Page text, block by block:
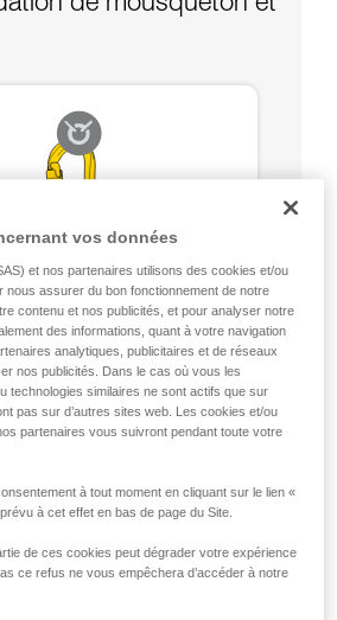
vos données
et nos partenaires utilisons des cookies et/ou
nous assurer du bon fonctionnement de notre
contenu et nos publicités, et pour analyser notre
des informations, quant à votre navigation
analytiques, publicitaires et de réseaux
nos publicités. Dans le cas où vous les
technologies similaires ne sont actifs que sur
pas sur d’autres sites web. Les cookies et/ou
partenaires vous suivront pendant toute votre
à tout moment en cliquant sur le lien «
à cet effet en bas de page du Site.
de ces cookies peut dégrader votre expérience
ce refus ne vous empêchera d’accéder à notre